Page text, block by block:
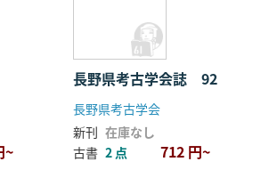
~
長野県考古学会誌 92
長野県考古学会
新刊 在庫なし
古書 2 点 712 円~